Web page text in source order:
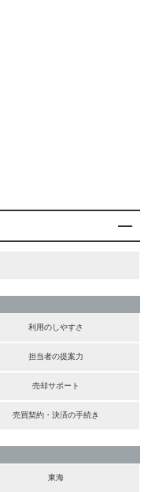
利用のしやすさ
担当者の提案力
売却サポート
売買契約・決済の手続き
東海